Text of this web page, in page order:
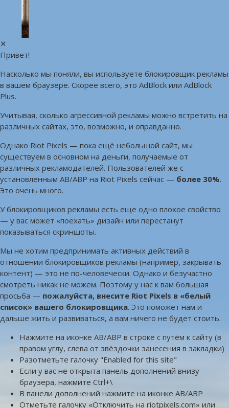
✕
Привет!
Насколько мы поняли, вы используете блокировщик рекламы
в вашем браузере. Скорее всего, это AdBlock или AdBlock
Plus.
Учитывая, сколько агрессивной рекламы можно встретить на
различных сайтах, это, возможно, и оправданно.
Однако Riot Pixels — пока ещё небольшой сайт, мы
существуем в основном на деньги, получаемые от
различных рекламодателей. Пользователей же с
установленным AB/ABP на Riot Pixels сейчас — более 30%.
Это очень много.
У блокировщиков рекламы есть еще одно плохое свойство
— у вас может «поехать» дизайн или перестанут
показываться скриншоты.
Мы не хотим предпринимать активных действий в
отношении блокировщиков рекламы (например, закрывать
контент) — это не по-человечески. Однако и безучастно
смотреть никак не можем. Поэтому у нас к вам большая
просьба — пожалуйста, внесите Riot Pixels в «белый
список» вашего блокировщика. Это поможет нам и
дальше жить и развиваться, а вам ничего не будет стоить.
Нажмите на иконке AB/ABP в строке с путём к сайту (в
правом углу, слева от звёздочки занесения в закладки)
Разотметьте галочку "Enabled for this site"
Если у вас не открыта панель дополнений внизу
браузера, нажмите Ctrl+\
В панели дополнений нажмите на иконке AB/ABP
Отметьте галочку «Отключить на riotpixels.com» или